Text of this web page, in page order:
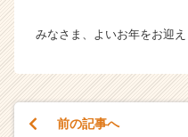
みなさま、よいお年をお迎
前の記事へ